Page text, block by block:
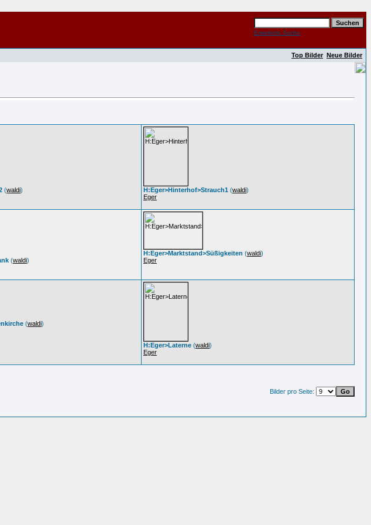
Erweiterte Suche
Top Bilder Neue Bilder
(waldi)
H:Eger>Hinterhof>Strauch1 (waldi)
Eger
(waldi)
H:Eger>Marktstand>Süßigkeiten (waldi)
Eger
(waldi)
H:Eger>Laterne (waldi)
Eger
Bilder pro Seite: